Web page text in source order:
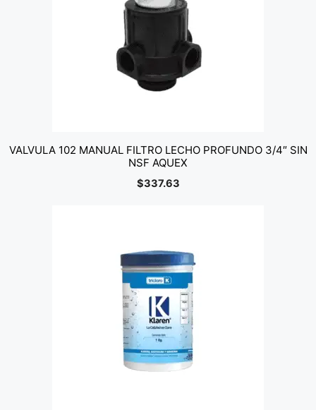
VALVULA 102 MANUAL FILTRO LECHO PROFUNDO 3/4″ SIN
NSF AQUEX
$337.63